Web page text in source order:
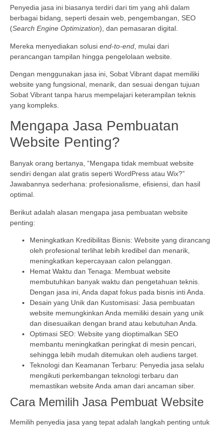
Penyedia jasa ini biasanya terdiri dari tim yang ahli dalam
berbagai bidang, seperti desain web, pengembangan, SEO
(Search Engine Optimization), dan pemasaran digital.
Mereka menyediakan solusi end-to-end , mulai dari
perancangan tampilan hingga pengelolaan website.
Dengan menggunakan jasa ini, Sobat Vibrant dapat memiliki
website yang fungsional, menarik, dan sesuai dengan tujuan
Sobat Vibrant tanpa harus mempelajari keterampilan teknis
yang kompleks.
Mengapa Jasa Pembuatan
Website Penting?
Banyak orang bertanya, “Mengapa tidak membuat website
sendiri dengan alat gratis seperti WordPress atau Wix?”
Jawabannya sederhana: profesionalisme, efisiensi, dan hasil
optimal.
Berikut adalah alasan mengapa jasa pembuatan website
penting:
Meningkatkan Kredibilitas Bisnis: Website yang dirancang
oleh profesional terlihat lebih kredibel dan menarik,
meningkatkan kepercayaan calon pelanggan.
Hemat Waktu dan Tenaga: Membuat website
membutuhkan banyak waktu dan pengetahuan teknis.
Dengan jasa ini, Anda dapat fokus pada bisnis inti Anda.
Desain yang Unik dan Kustomisasi: Jasa pembuatan
website memungkinkan Anda memiliki desain yang unik
dan disesuaikan dengan brand atau kebutuhan Anda.
Optimasi SEO: Website yang dioptimalkan SEO
membantu meningkatkan peringkat di mesin pencari,
sehingga lebih mudah ditemukan oleh audiens target.
Teknologi dan Keamanan Terbaru: Penyedia jasa selalu
mengikuti perkembangan teknologi terbaru dan
memastikan website Anda aman dari ancaman siber.
Cara Memilih Jasa Pembuat Website
Memilih penyedia jasa yang tepat adalah langkah penting untuk